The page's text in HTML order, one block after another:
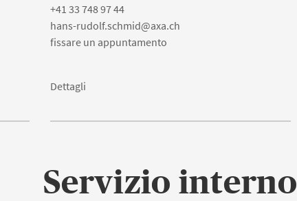
+41 33 748 97 44
hans-rudolf.schmid@axa.ch
fissare un appuntamento
Dettagli
Servizio interno